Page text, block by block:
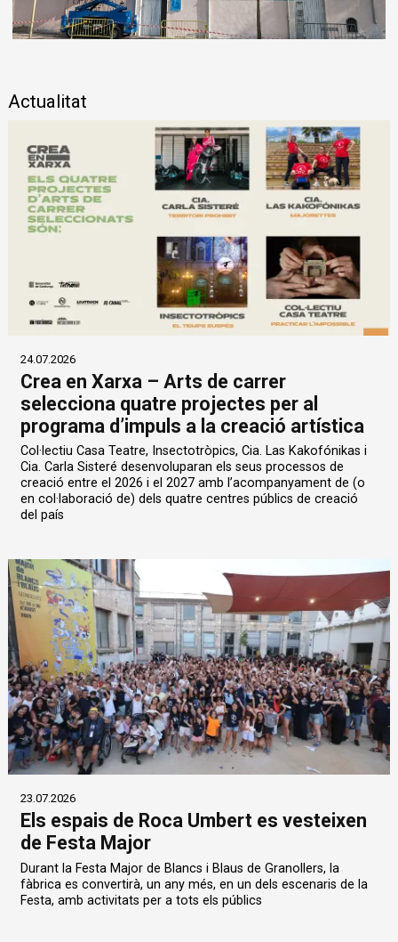
Actualitat
24.07.2026
Crea en Xarxa – Arts de carrer
selecciona quatre projectes per al
programa d’impuls a la creació artística
Col·lectiu Casa Teatre, Insectotròpics, Cia. Las Kakofónikas i
Cia. Carla Sisteré desenvoluparan els seus processos de
creació entre el 2026 i el 2027 amb l’acompanyament de (o
en col·laboració de) dels quatre centres públics de creació
del país
23.07.2026
Els espais de Roca Umbert es vesteixen
de Festa Major
Durant la Festa Major de Blancs i Blaus de Granollers, la
fàbrica es convertirà, un any més, en un dels escenaris de la
Festa, amb activitats per a tots els públics